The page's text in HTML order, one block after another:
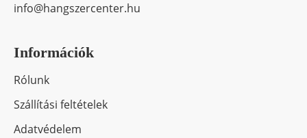
info@hangszercenter.hu
Információk
Rólunk
Szállítási feltételek
Adatvédelem